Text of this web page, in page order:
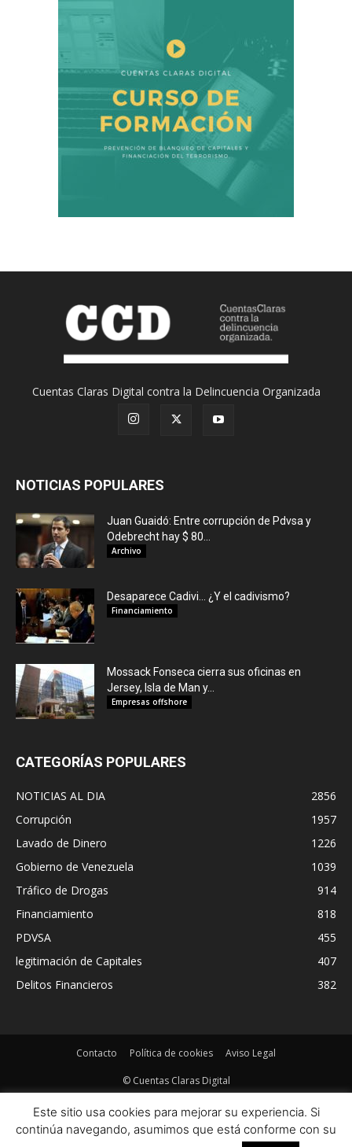
Cuentas Claras Digital contra la Delincuencia Organizada
NOTICIAS POPULARES
Juan Guaidó: Entre corrupción de Pdvsa y
Odebrecht hay $ 80...
Archivo
Desaparece Cadivi… ¿Y el cadivismo?
Financiamiento
Mossack Fonseca cierra sus oficinas en
Jersey, Isla de Man y...
Empresas offshore
CATEGORÍAS POPULARES
NOTICIAS AL DIA
2856
Corrupción
1957
Lavado de Dinero
1226
Gobierno de Venezuela
1039
Tráfico de Drogas
914
Financiamiento
818
PDVSA
455
legitimación de Capitales
407
Delitos Financieros
382
Contacto Política de cookies Aviso Legal
© Cuentas Claras Digital
Este sitio usa cookies para mejorar su experiencia. Si
continúa navegando, asumimos que está conforme con su